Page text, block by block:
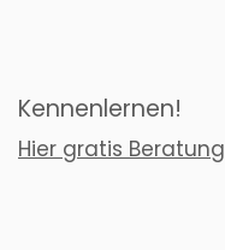
Kennenlernen!
Hier gratis Beratung